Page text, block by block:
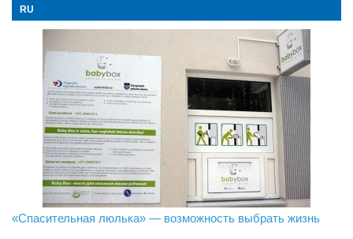
RU
В Даугавпилсе определили сильнейших в пляжном
«Спасительная люлька» — возможность выбрать жизнь
Новое поколение пограничников: Даугавпилсское